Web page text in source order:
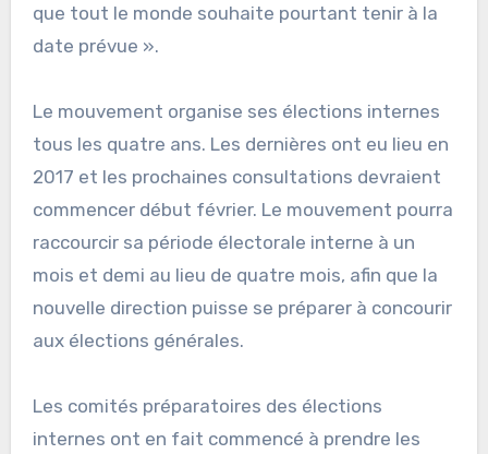
que tout le monde souhaite pourtant tenir à la
date prévue ».
Le mouvement organise ses élections internes
tous les quatre ans. Les dernières ont eu lieu en
2017 et les prochaines consultations devraient
commencer début février. Le mouvement pourra
raccourcir sa période électorale interne à un
mois et demi au lieu de quatre mois, afin que la
nouvelle direction puisse se préparer à concourir
aux élections générales.
Les comités préparatoires des élections
internes ont en fait commencé à prendre les